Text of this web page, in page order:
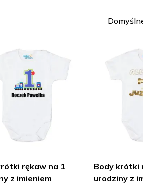
z imieniem
Body krótki rękaw na 1
urodziny z